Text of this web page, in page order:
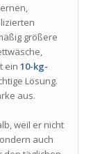
größere
ein 10-kg-
Lösung.
aus.
weil er nicht
auch